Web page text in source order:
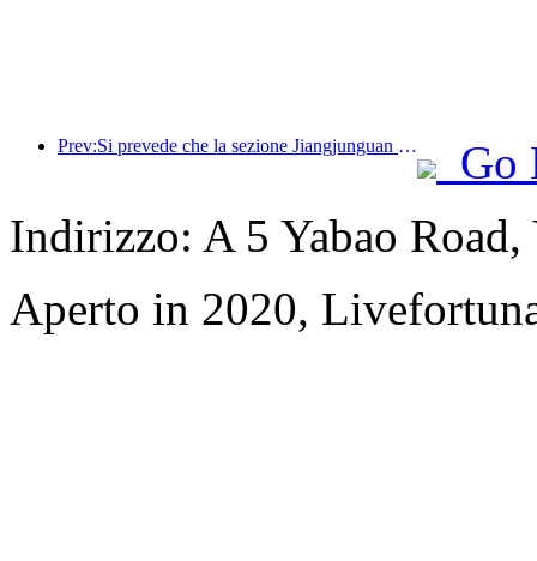
Prev:Si prevede che la sezione Jiangjunguan della Grande Muraglia nel distretto di Pinggu, a Pechino, aprirà al pubblico entro la fine del 2026.
Go
Indirizzo: A 5 Yabao Road,
Aperto in 2020,